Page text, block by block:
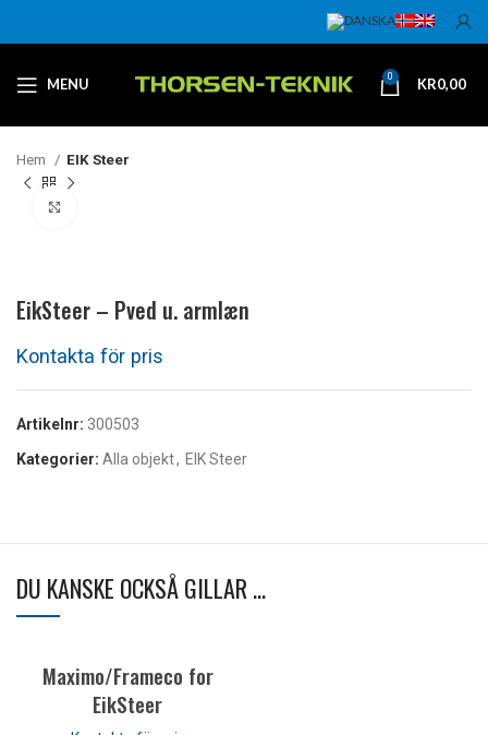
MENU 0 KR0,00
Hem EIK Steer
EikSteer – Pved u. armlæn
Artikelnr: 300503
Kategorier: Alla objekt, EIK Steer
DU KANSKE OCKSÅ GILLAR …
Maximo/Frameco for
EikSteer